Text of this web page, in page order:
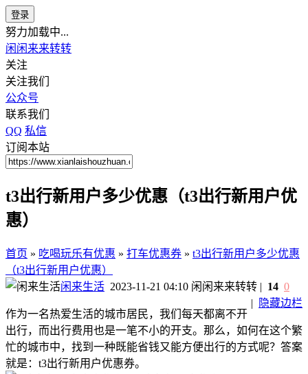
登录
努力加载中...
闲闲来来转转
关注
关注我们
公众号
联系我们
QQ 私信
订阅本站
t3出行新用户多少优惠（t3出行新用户优
惠）
首页 » 吃喝玩乐有优惠 » 打车优惠券 » t3出行新用户多少优惠
（t3出行新用户优惠）
闲来生活 2023-11-21 04:10 闲闲来来转转
|
隐藏边栏
| 14 0
作为一名热爱生活的城市居民，我们每天都离不开
出行，而出行费用也是一笔不小的开支。那么，如何在这个繁
忙的城市中，找到一种既能省钱又能方便出行的方式呢？答案
就是：t3出行新用户优惠券。